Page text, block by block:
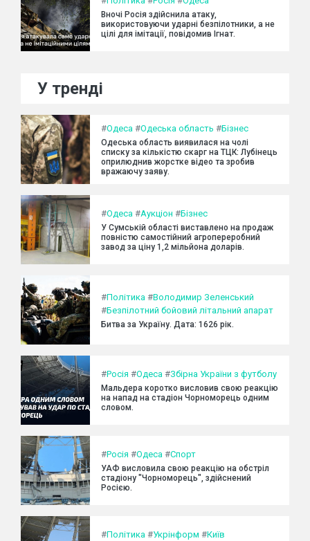
Вночі Росія здійснила атаку,
використовуючи ударні безпілотники, а не
цілі для імітації, повідомив Ігнат.
У тренді
#Одеса #Одеська область #Бізнес
Одеська область виявилася на чолі
списку за кількістю скарг на ТЦК: Лубінець
оприлюднив жорстке відео та зробив
вражаючу заяву.
#Одеса #Аукціон #Бізнес
У Сумській області виставлено на продаж
повністю самостійний агропереробний
завод за ціну 1,2 мільйона доларів.
#Політика #Володимир Зеленський
#Безпілотний бойовий літальний апарат
Битва за Україну. Дата: 1626 рік.
#Росія #Одеса #Збірна України з футболу
Мальдера коротко висловив свою реакцію
на напад на стадіон Чорноморець одним
словом.
#Росія #Одеса #Спорт
УАФ висловила свою реакцію на обстріл
стадіону "Чорноморець", здійснений
Росією.
#Політика #Укрінформ #Київ